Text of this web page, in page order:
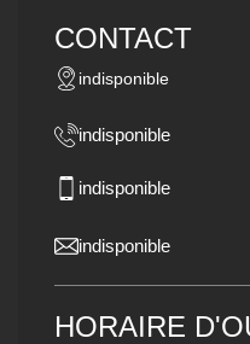
CONTACT
indisponible
indisponible
indisponible
indisponible
HORAIRE